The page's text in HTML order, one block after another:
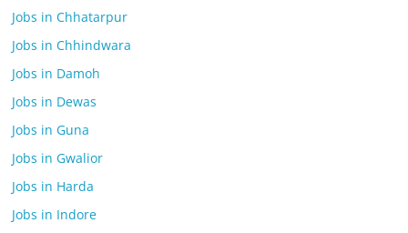
Jobs in Chhatarpur
Jobs in Chhindwara
Jobs in Damoh
Jobs in Dewas
Jobs in Guna
Jobs in Gwalior
Jobs in Harda
Jobs in Indore